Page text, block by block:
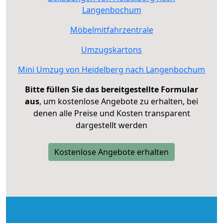
Langenbochum
Möbelmitfahrzentrale
Umzugskartons
Mini Umzug von Heidelberg nach Langenbochum
Bitte füllen Sie das bereitgestellte Formular
aus, um kostenlose Angebote zu erhalten, bei
denen alle Preise und Kosten transparent
dargestellt werden
Kostenlose Angebote erhalten